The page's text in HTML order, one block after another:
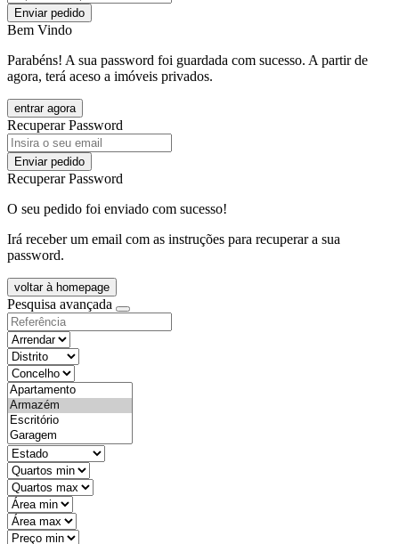
Enviar pedido
Bem Vindo
Parabéns! A sua password foi guardada com sucesso. A partir de
agora, terá aceso a imóveis privados.
entrar agora
Recuperar Password
Enviar pedido
Recuperar Password
O seu pedido foi enviado com sucesso!
Irá receber um email com as instruções para recuperar a sua
password.
voltar à homepage
Pesquisa avançada
objective
districtId
countyId
types
state
mintypo
maxtypo
minarea
maxarea
minprice